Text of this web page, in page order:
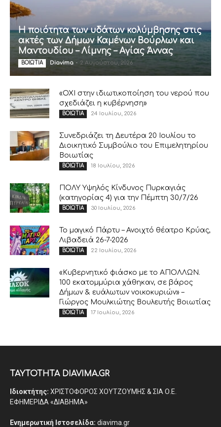
Η ποιότητα των υδάτων κολύμβησης στις
ακτές των Δήμων Καμένων Βούρλων και
Μαντουδίου – Λίμνης – Αγίας Άννας
ΒΟΙΩΤΙΑ Diavima - 2 Αυγούστου, 2026
«ΟΧΙ στην ιδιωτικοποίηση του νερού που
σχεδιάζει η κυβέρνηση»
ΒΟΙΩΤΙΑ 24 Ιουλίου, 2026
Συνεδριάζει τη Δευτέρα 20 Ιουλίου το
Διοικητικό Συμβούλιο του Επιμελητηρίου
Βοιωτίας
ΒΟΙΩΤΙΑ 18 Ιουλίου, 2026
ΠΟΛΥ Υψηλός Κίνδυνος Πυρκαγιάς
(κατηγορίας 4) για την Πέμπτη 30/7/26
ΒΟΙΩΤΙΑ 30 Ιουλίου, 2026
Το μαγικό Πάρτυ – Ανοιχτό θέατρο Κρύας,
Λιβαδειά 26-7-2026
ΒΟΙΩΤΙΑ 22 Ιουλίου, 2026
«Κυβερνητικό φιάσκο με το ΑΠΟΛΛΩΝ.
100 εκατομμύρια χάθηκαν, σε βάρος
Δήμων & ευάλωτων νοικοκυριών» –
Γιώργος Μουλκιώτης Βουλευτής Βοιωτίας
ΒΟΙΩΤΙΑ 17 Ιουλίου, 2026
ΤΑΥΤΟΤΗΤΑ DIAVIMA.GR
Ιδιοκτήτης: ΧΡΙΣΤΟΦΟΡΟΣ ΧΟΥΤΖΟΥΜΗΣ & ΣΙΑ Ο.Ε.
ΕΦΗΜΕΡΙΔΑ «ΔΙΑΒΗΜΑ»
Ενημερωτική Ιστοσελίδα: diavima.gr